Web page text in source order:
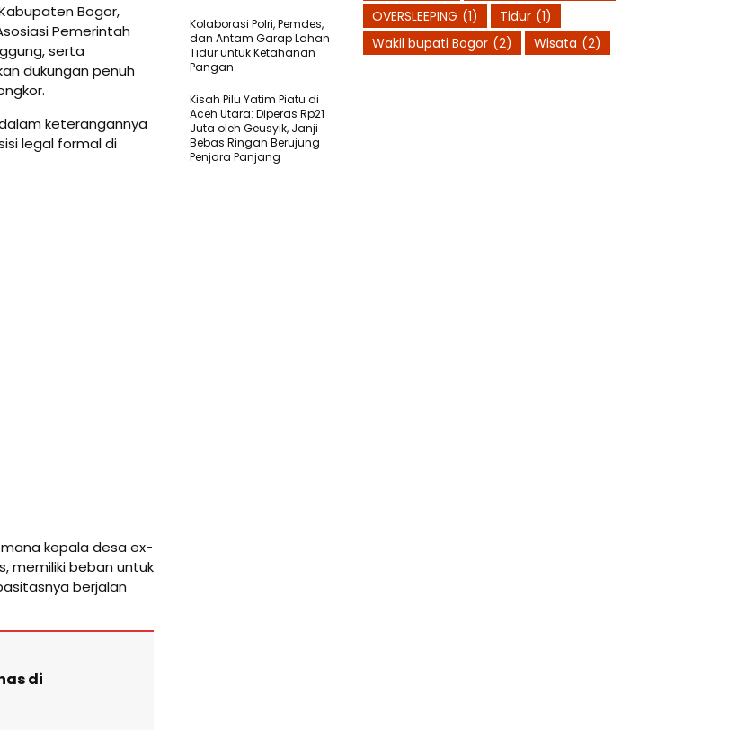
Bogor,
Pemerintah
serta
dukungan penuh
dalam keterangannya
legal formal di
kepala desa ex-
memiliki beban untuk
berjalan
di
Kolaborasi Polri, Pemdes,
dan Antam Garap Lahan
Tidur untuk Ketahanan
Pangan
Kisah Pilu Yatim Piatu di
Aceh Utara: Diperas Rp21
Juta oleh Geusyik, Janji
Bebas Ringan Berujung
Penjara Panjang
OVERSLEEPING (1) Tidur (1)
Wakil bupati Bogor (2) Wisata (2)